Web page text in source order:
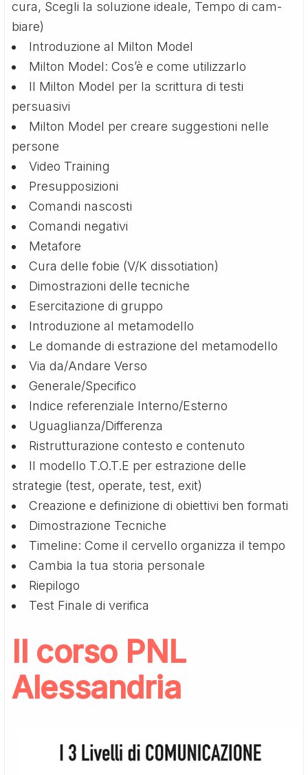
cura, Scegli la soluzione ideale, Tempo di cam­
biare)
Introduzione al Milton Model
Milton Model: Cos’è e come utilizzarlo
Il Milton Model per la scrittura di testi
persuasivi
Milton Model per creare suggestioni nelle
persone
Video Training
Presupposizioni
Comandi nascosti
Comandi negativi
Metafore
Cura delle fobie (V/K dissotiation)
Dimostrazioni delle tecniche
Esercitazione di gruppo
Introduzione al metamodello
Le domande di estrazione del metamodello
Via da/Andare Verso
Generale/Specifico
Indice referenziale Interno/Esterno
Uguaglianza/Differenza
Ristrutturazione contesto e contenuto
Il modello T.O.T.E per estrazione delle
strategie (test, operate, test, exit)
Creazione e definizione di obiettivi ben formati
Dimostrazione Tecniche
Timeline: Come il cervello organizza il tempo
Cambia la tua storia personale
Riepilogo
Test Finale di verifica
Il corso PNL
Alessandria